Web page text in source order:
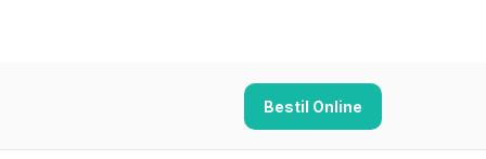
Bestil Online